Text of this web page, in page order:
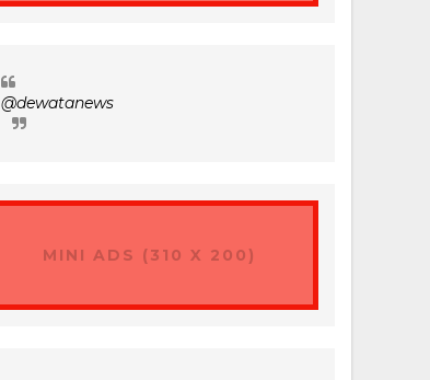
@dewatanews
MINI ADS (310 X 200)